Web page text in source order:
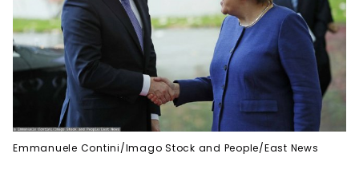
Emmanuele Contini/Imago Stock and People/East News